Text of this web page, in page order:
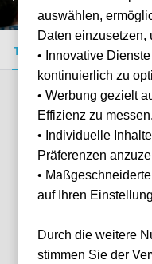
Tickets kaufen Event-
Verfügbare
auswählen,
Daten einzusetzen,
• Innovative
kontinuierlich zu
• Werbung gezielt
Effizienz zu messen.
• Individuelle
Präferenzen
•
auf Ihren
Durch die weitere
stimmen Sie der